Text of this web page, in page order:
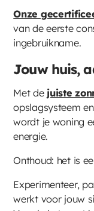
Onze
van de eerste
ingebruikname.
Jouw huis,
Met de juiste
opslagsysteem
wordt je woning
energie.
Onthoud: het is
Experimenteer,
werkt voor jouw